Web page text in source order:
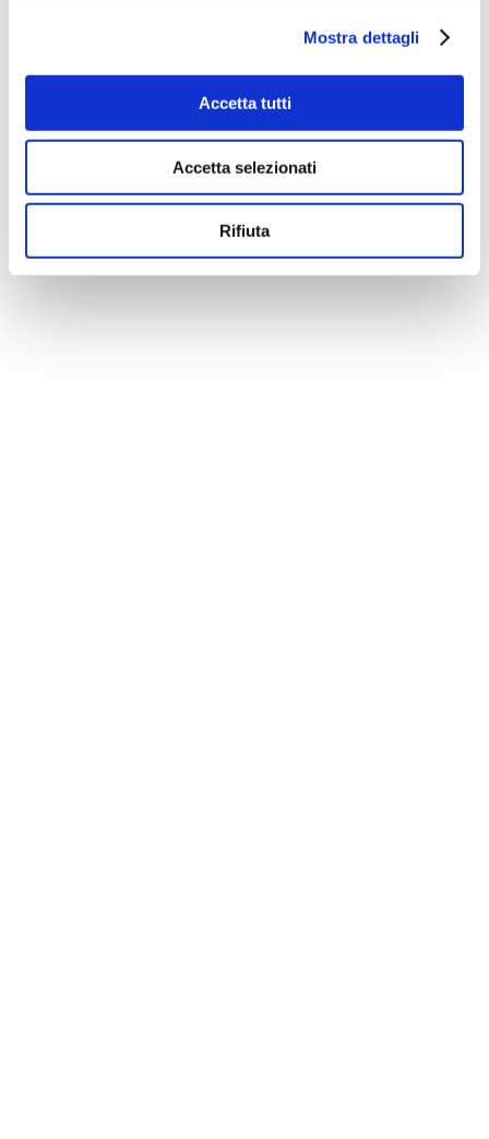
Mostra dettagli
Accetta tutti
Accetta selezionati
Rifiuta